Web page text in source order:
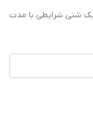
شنی شرایطی با مدت